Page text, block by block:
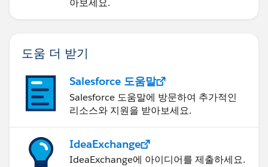
아보세요.
도움 더 받기
Salesforce 도움말
Salesforce 도움말에 방문하여 추가적인
리소스와 지원을 받아보세요.
IdeaExchange
IdeaExchange에 아이디어를 제출하세요.